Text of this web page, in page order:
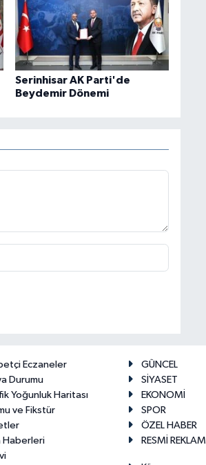
Serinhisar AK Parti'de
Beydemir Dönemi
Eczaneler
Durumu
Yoğunluk Haritası
ve Fikstür
Haberleri
GÜNCEL
SİYASET
EKONOMİ
SPOR
ÖZEL HABER
RESMİ REKLAM